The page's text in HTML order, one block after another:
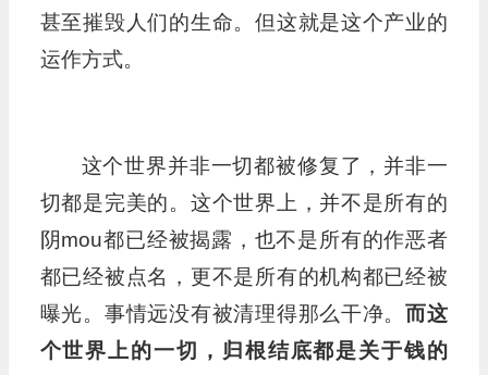
甚至摧毁人们的生命。但这就是这个产业的
运作方式。
这个世界并非一切都被修复了，并非一
切都是完美的。这个世界上，并不是所有的
阴mou都已经被揭露，也不是所有的作恶者
都已经被点名，更不是所有的机构都已经被
曝光。事情远没有被清理得那么干净。而这
个世界上的一切，归根结底都是关于钱的